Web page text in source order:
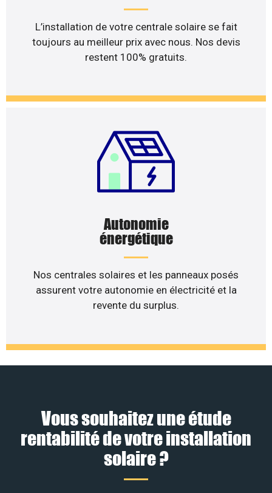
L’installation de votre centrale solaire se fait
toujours au meilleur prix avec nous. Nos devis
restent 100% gratuits.
Autonomie
énergétique
Nos centrales solaires et les panneaux posés
assurent votre autonomie en électricité et la
revente du surplus.
Vous souhaitez une étude
rentabilité de votre installation
solaire ?